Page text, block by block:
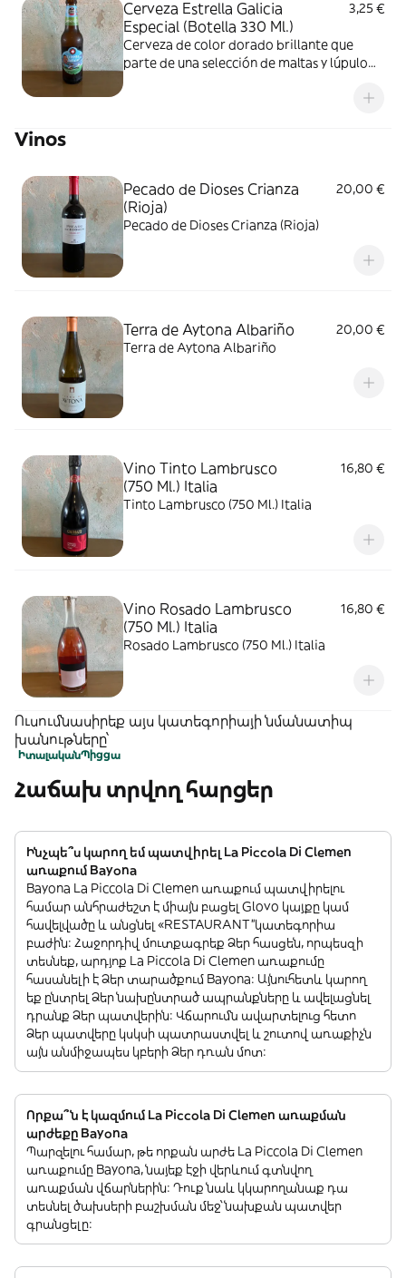
Cerveza Estrella Galicia
Especial (Botella 330 Ml.)
3,25 €
Cerveza de color dorado brillante que
parte de una selección de maltas y lúpulo
Vinos
Pecado de Dioses Crianza
(Rioja)
20,00 €
Pecado de Dioses Crianza (Rioja)
Terra de Aytona Albariño
20,00 €
Terra de Aytona Albariño
Vino Tinto Lambrusco
(750 Ml.) Italia
16,80 €
Tinto Lambrusco (750 Ml.) Italia
Vino Rosado Lambrusco
(750 Ml.) Italia
16,80 €
Rosado Lambrusco (750 Ml.) Italia
Ուսումնասիրեք այս կատեգորիայի նմանատիպ
խանութները՝
ԻտալականՊիցցա
Հաճախ տրվող հարցեր
Ինչպե՞ս կարող եմ պատվիրել La Piccola Di Clemen
առաքում Bayona
Bayona La Piccola Di Clemen առաքում պատվիրելու
համար անհրաժեշտ է միայն բացել Glovo կայքը կամ
հավելվածը և անցնել «RESTAURANT”կատեգորիա
բաժին: Հաջորդիվ մուտքագրեք Ձեր հասցեն, որպեսզի
տեսնեք, արդյոք La Piccola Di Clemen առաքումը
հասանելի է Ձեր տարածքում Bayona: Այնուհետև կարող
եք ընտրել Ձեր նախընտրած ապրանքները և ավելացնել
դրանք Ձեր պատվերին: Վճարումն ավարտելուց հետո
Ձեր պատվերը կսկսի պատրաստվել և շուտով առաքիչն
այն անմիջապես կբերի Ձեր դռան մոտ:
Որքա՞ն է կազմում La Piccola Di Clemen առաքման
արժեքը Bayona
Պարզելու համար, թե որքան արժե La Piccola Di Clemen
առաքումը Bayona, նայեք էջի վերևում գտնվող
առաքման վճարներին: Դուք նաև կկարողանաք դա
տեսնել ծախսերի բաշխման մեջ՝ նախքան պատվեր
գրանցելը: